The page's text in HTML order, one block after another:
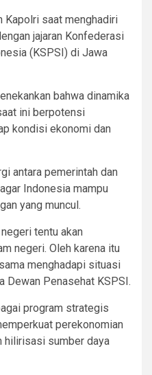
Kapolri saat menghadiri
jajaran Konfederasi
(KSPSI) di Jawa
bahwa dinamika
ini berpotensi
kondisi ekonomi dan
antara pemerintah dan
Indonesia mampu
yang muncul.
tentu akan
negeri. Oleh karena itu
menghadapi situasi
Dewan Penasehat KSPSI.
program strategis
perekonomian
hilirisasi sumber daya